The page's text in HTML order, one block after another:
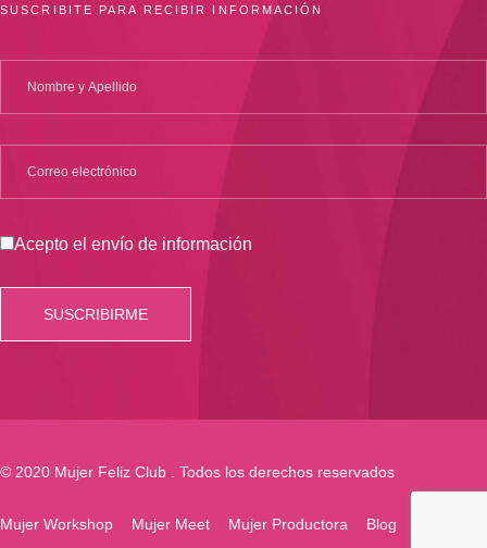
SUSCRIBITE PARA RECIBIR INFORMACIÓN
Acepto el envío de información
© 2020 Mujer Feliz Club . Todos los derechos reservados
Mujer Workshop Mujer Meet Mujer Productora
Blog